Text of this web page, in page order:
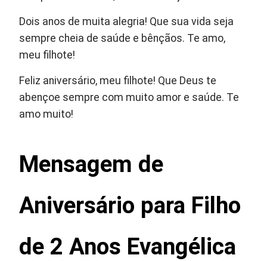
Dois anos de muita alegria! Que sua vida seja
sempre cheia de saúde e bênçãos. Te amo,
meu filhote!
Feliz aniversário, meu filhote! Que Deus te
abençoe sempre com muito amor e saúde. Te
amo muito!
Mensagem de
Aniversário para Filho
de 2 Anos Evangélica